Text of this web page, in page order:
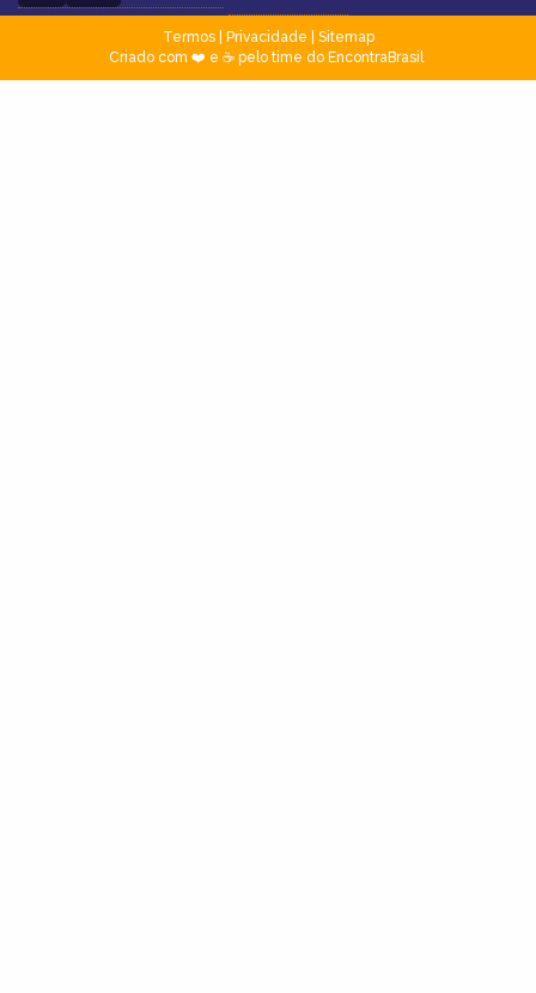
Termos| Privacidade
Sitemap
Criado com ❤️ e ☕ pelo time do EncontraBrasil